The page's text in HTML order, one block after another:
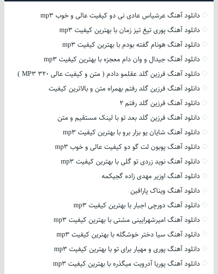
دانلود آهنگ عرشیاس عادی نی دو کیفیت عالی و خوب mp3
دانلود آهنگ پوری تیغ تیز زمان با بهترین کیفیت mp3
دانلود آهنگ هونام گفته بودم با بهترین کیفیت mp3
دانلود آهنگ جیدال و وان دام معجزه با بهترین کیفیت mp3
دانلود آهنگ فرزین گلد عقلمو دادم ( متن و کیفیت عالی 320 MP3 )
دانلود آهنگ فرزین گلد رفتم بهمراه متن و بالاترین کیفیت
دانلود آهنگ فرزین گلد رفتم 2
دانلود آهنگ فرزین گلد بعد تو با لینک مستقیم و متن
دانلود آهنگ شایان یو بزار برو با بهترین کیفیت mp3
دانلود آهنگ پوبون لت گو دو کیفیت عالی و خوب mp3
دانلود آهنگ نوید زردی تو گلی با بهترین کیفیت mp3
دانلود آهنگ اوزیر مهدی زاده گجیکمه
دانلود آهنگ ویناک پارافین
دانلود آهنگ دورچی اجبار با بهترین کیفیت mp3
دانلود آهنگ امیرشهرایینی مشتی با بهترین کیفیت mp3
دانلود آهنگ سیا دختر خوشگله با بهترین کیفیت mp3
دانلود آهنگ پوری و مهیار برای تو با بهترین کیفیت mp3
دانلود آهنگ پوریا آدرویت میگذره با بهترین کیفیت mp3